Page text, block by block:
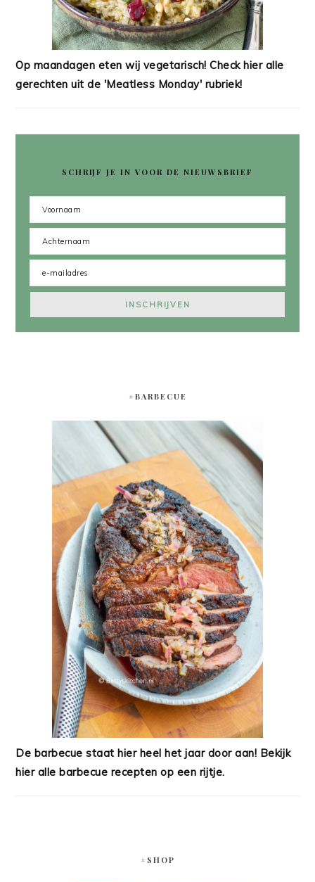
Op maandagen eten wij vegetarisch! Check hier alle
gerechten uit de 'Meatless Monday' rubriek!
SCHRIJF JE IN VOOR DE NIEUWSBRIEF
#BARBECUE
De barbecue staat hier heel het jaar door aan! Bekijk
hier alle barbecue recepten op een rijtje.
#SHOP